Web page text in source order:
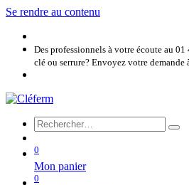
Se rendre au contenu
Des professionnels à votre écoute au
clé ou serrure? Envoyez votre demande
0
Mon panier
0